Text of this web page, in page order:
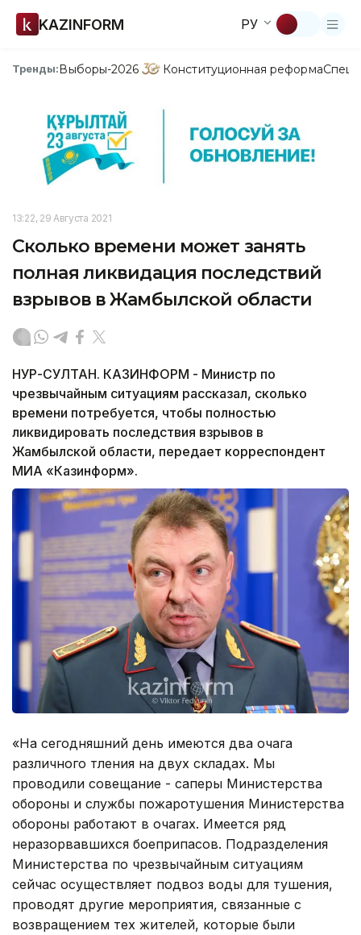
KAZINFORM РУ
Тренды:Выборы-2026 Конституционная реформа
13:22, 29 Августа 2021
Сколько времени может занять
полная ликвидация последствий
взрывов в Жамбылской области
НУР-СУЛТАН. КАЗИНФОРМ - Министр по
чрезвычайным ситуациям рассказал, сколько
времени потребуется, чтобы полностью
ликвидировать последствия взрывов в
Жамбылской области, передает корреспондент
МИА «Казинформ».
«На сегодняшний день имеются два очага
различного тления на двух складах. Мы
проводили совещание - саперы Министерства
обороны и службы пожаротушения Министерства
обороны работают в очагах. Имеется ряд
неразорвавшихся боеприпасов. Подразделения
Министерства по чрезвычайным ситуациям
сейчас осуществляет подвоз воды для тушения,
проводят другие мероприятия, связанные с
возвращением тех жителей, которые были